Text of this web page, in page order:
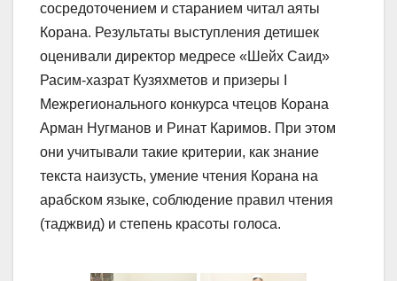
сосредоточением и старанием читал аяты
Корана. Результаты выступления детишек
оценивали директор медресе «Шейх Саид»
Расим-хазрат Кузяхметов и призеры I
Межрегионального конкурса чтецов Корана
Арман Нугманов и Ринат Каримов. При этом
они учитывали такие критерии, как знание
текста наизусть, умение чтения Корана на
арабском языке, соблюдение правил чтения
(таджвид) и степень красоты голоса.